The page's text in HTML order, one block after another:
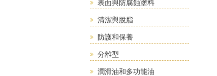
表面與防腐蝕塗料
清潔與脫脂
防護和保養
分離型
潤滑油和多功能油